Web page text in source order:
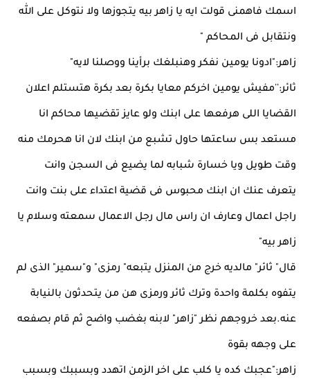
اسمك فاهمنى قولت ايه يا زاهر بيه يتجوزها ولا نتوكل على الله
ونتقابل فى المحاكم "
زاهر:"ادونا يومين نفكر وهنبلغك برأينا ووصلنا لايه"
ثائر:''مفيش يومين اخركم معايا بكرة بعد بكرة هتستلم اعلان
القضايا اللى هرفعها على ابنك ولو عايز تقضيها محاكم انا
مستعد بس ساعتها حاول تشبع من ابنك لان انا هحرمك منه
وقت طويل ويا خسارة شبابه لما يضيع فى السجن وانت
يتعرف عنك ان ابنك محبوس فى قضية اعتداء على بنت وانت
راجل اعمال وعارف ان راس مال رجل الاعمال سمعته وسلام يا
زاهر بيه"
قال" ثائر" مالديه خرج من المنزل يتبعه" رمزى" و"سمير" الذى لم
يتفوه بكلمة واحدة وترك ثائر ورمزى هن من يتحدثون بالنيابة
عنه.بعد خروجهم نظر "زاهر" لابنه بغضب واضح ثم قام بصفعه
على وجهه بقوة
زاهر:"عجبك كده يا كلب على اخر الزمن اتهدد وبسببك وبسبب